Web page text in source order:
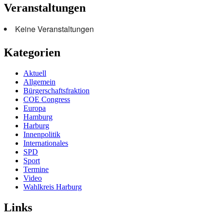
Veranstaltungen
Keine Veranstaltungen
Kategorien
Aktuell
Allgemein
Bürgerschaftsfraktion
COE Congress
Europa
Hamburg
Harburg
Innenpolitik
Internationales
SPD
Sport
Termine
Video
Wahlkreis Harburg
Links